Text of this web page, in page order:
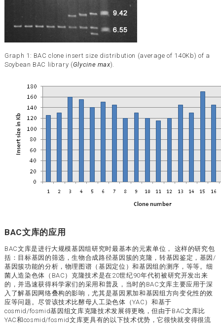
Graph 1: BAC clone insert size distribution (average of 140Kb) of a
Soybean BAC library (Glycine max).
BAC文库的应用
BAC文库是进行大规模基因组研究时最基本的元素单位， 这样的研究包
括：目标基因的筛选，生物合成路径基因簇的克隆，转基因鉴定，基因/
基因簇功能的分析，物理图谱（基因定位）和基因组的测序，等等。细
菌人造染色体（BAC）克隆技术是在20世纪90年代初被研究开发出来
的，并迅速获得科学家们的采用和普及，当时的BAC文库主要应用于深
入了解基因网络叠构的影响，尤其是基因累加和基因组方向变化性的效
应等问题。尽管该技术比酵母人工染色体（YAC）和基于
cosmid/fosmid基因组文库克隆技术发展得更晚，但由于BAC文库比
YAC和cosmid/fosmid文库更具有的以下技术优势，它很快就变得很流